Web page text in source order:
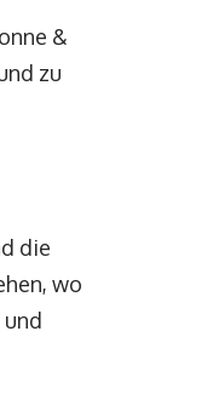
&
zu
die
wo